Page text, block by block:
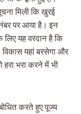
मिली कि खुरई
पर आया है। इन
लिए यह वरदान है कि
विकास यहां बरसेगा और
भरा करने में भी
करते हुए पूज्य